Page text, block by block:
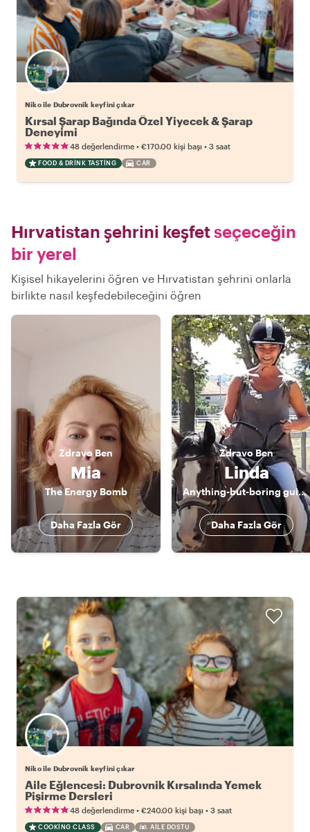
Niko ile Dubrovnik keyfini çıkar
Kırsal Şarap Bağında Özel Yiyecek & Şarap
Deneyimi
48 değerlendirme • €170.00 kişi başı • 3 saat
FOOD & DRINK TASTING CAR
Hırvatistan şehrini keşfetseçeceğin
bir yerel
Kişisel hikayelerini öğren ve Hırvatistan şehrini onlarla
birlikte nasıl keşfedebileceğini öğren
Zdravo Ben
Mia
The Energy Bomb
Daha Fazla Gör
ZdravoBen
Linda
Anything-but-boring guidess ;-)
Daha Fazla Gör
Niko ile Dubrovnik keyfini çıkar
Aile Eğlencesi: Dubrovnik Kırsalında Yemek
Pişirme Dersleri
48 değerlendirme • €240.00 kişi başı • 3 saat
COOKING CLASS CAR AILE DOSTU